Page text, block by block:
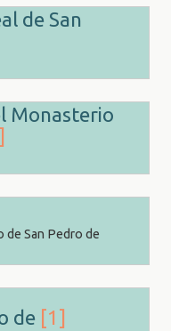
de San
Monasterio
de San Pedro de
de [1]